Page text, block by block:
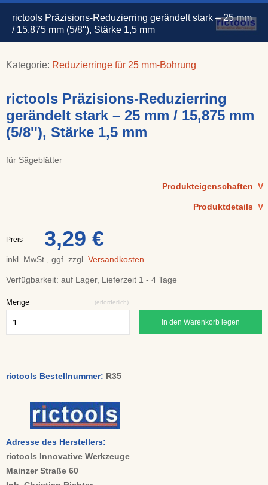
rictools Präzisions-Reduzierring gerändelt stark – 25 mm
/ 15,875 mm (5/8''), Stärke 1,5 mm
Kategorie: Reduzierringe für 25 mm-Bohrung
rictools Präzisions-Reduzierring
gerändelt stark – 25 mm / 15,875 mm
(5/8''), Stärke 1,5 mm
für Sägeblätter
Produkteigenschaften V
Produktdetails V
Preis 3,29 €
inkl. MwSt., ggf. zzgl. Versandkosten
Verfügbarkeit: auf Lager, Lieferzeit 1 - 4 Tage
Menge (erforderlich)
In den Warenkorb legen
rictools Bestellnummer: R35
Adresse des Herstellers:
rictools Innovative Werkzeuge
Mainzer Straße 60